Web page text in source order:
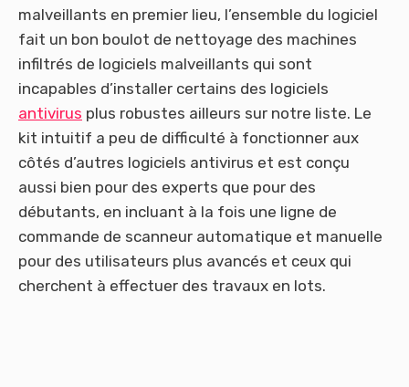
malveillants en premier lieu, l’ensemble du logiciel
fait un bon boulot de nettoyage des machines
infiltrés de logiciels malveillants qui sont
incapables d’installer certains des logiciels
antivirus plus robustes ailleurs sur notre liste. Le
kit intuitif a peu de difficulté à fonctionner aux
côtés d’autres logiciels antivirus et est conçu
aussi bien pour des experts que pour des
débutants, en incluant à la fois une ligne de
commande de scanneur automatique et manuelle
pour des utilisateurs plus avancés et ceux qui
cherchent à effectuer des travaux en lots.